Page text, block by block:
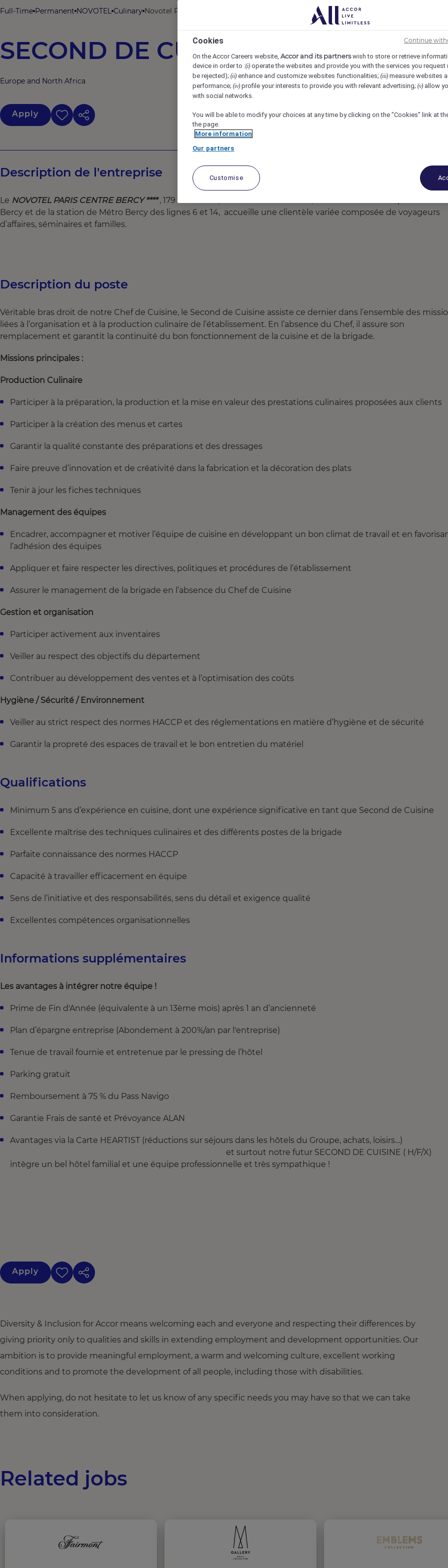
Full-Time Permanent NOVOTEL Culinary Novotel Paris Centre Bercy, Paris, France REF108720G
SECOND DE CUISINE ( H/F/X)
Europe and North Africa
Apply
Description de l'entreprise
Le NOVOTEL PARIS CENTRE BERCY ****, 179 chambres, 10 salles de séminaires, idéalement situé au pied de
Bercy et de la station de Métro Bercy des lignes 6 et 14, accueille une clientèle variée composée de voyageurs
d’affaires, séminaires et familles.
Description du poste
Véritable bras droit de notre Chef de Cuisine, le Second de Cuisine assiste ce dernier dans l’ensemble des
liées à l’organisation et à la production culinaire de l’établissement. En l’absence du Chef, il assure son
remplacement et garantit la continuité du bon fonctionnement de la cuisine et de la brigade.
Missions principales :
Production Culinaire
Participer à la préparation, la production et la mise en valeur des prestations culinaires proposées aux clients
Participer à la création des menus et cartes
Garantir la qualité constante des préparations et des dressages
Faire preuve d’innovation et de créativité dans la fabrication et la décoration des plats
Tenir à jour les fiches techniques
Management des équipes
Encadrer, accompagner et motiver l’équipe de cuisine en développant un bon climat de travail et en
l’adhésion des équipes
Appliquer et faire respecter les directives, politiques et procédures de l’établissement
Assurer le management de la brigade en l’absence du Chef de Cuisine
Gestion et organisation
Participer activement aux inventaires
Veiller au respect des objectifs du département
Contribuer au développement des ventes et à l’optimisation des coûts
Hygiène / Sécurité / Environnement
Veiller au strict respect des normes HACCP et des réglementations en matière d’hygiène et de sécurité
Garantir la propreté des espaces de travail et le bon entretien du matériel
Qualifications
Minimum 5 ans d’expérience en cuisine, dont une expérience significative en tant que Second de Cuisine
Excellente maîtrise des techniques culinaires et des différents postes de la brigade
Parfaite connaissance des normes HACCP
Capacité à travailler efficacement en équipe
Sens de l’initiative et des responsabilités, sens du détail et exigence qualité
Excellentes compétences organisationnelles
Informations supplémentaires
Les avantages à intégrer notre équipe !
Prime de Fin d'Année (équivalente à un 13ème mois) après 1 an d’ancienneté
Plan d’épargne entreprise (Abondement à 200%/an par l'entreprise)
Tenue de travail fournie et entretenue par le pressing de l’hôtel
Parking gratuit
Remboursement à 75 % du Pass Navigo
Garantie Frais de santé et Prévoyance ALAN
Avantages via la Carte HEARTIST (réductions sur séjours dans les hôtels du Groupe, achats,
et surtout notre futur SECOND DE CUISINE ( H/F/X)
intègre un bel hôtel familial et une équipe professionnelle et très sympathique !
Apply
Diversity & Inclusion for Accor means welcoming each and everyone and respecting their differences by
giving priority only to qualities and skills in extending employment and development opportunities. Our
ambition is to provide meaningful employment, a warm and welcoming culture, excellent working
conditions and to promote the development of all people, including those with disabilities.
When applying, do not hesitate to let us know of any specific needs you may have so that we can take
them into consideration.
Related jobs
Cookies
On the Accor Careers website, Accor and its partnerswish to store or retrieve
device in order to :(i) operate the websites and provide you with the services you request
be rejected); (ii) enhance and customize websites functionalities; (iii) measure websites
performance; (iv) profile your interests to provide you with relevant advertising; (v) allow
with social networks.
You will be able to modify your choices at any time by clicking on the "Cookies" link at
the page.
More information
Our partners
Customise
Continue